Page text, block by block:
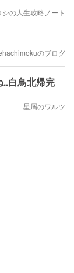
の人生攻略ノート
のブログ
白鳥北帰完
星屑のワルツ